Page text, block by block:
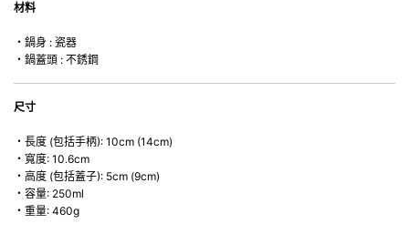
材料
・鍋身 : 瓷器
・鍋蓋頭 : 不銹鋼
尺寸
・長度 (包括手柄): 10cm (14cm)
・寬度: 10.6cm
・高度 (包括蓋子): 5cm (9cm)
・容量: 250ml
・重量: 460g